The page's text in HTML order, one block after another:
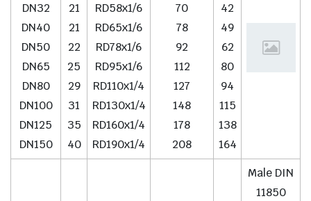
DN32
DN40
DN50
DN65
DN80
DN100
DN125
DN150
21
21
22
25
29
31
35
40
RD58x1/6
RD65x1/6
RD78x1/6
RD95x1/6
RD110x1/4
RD130x1/4
RD160x1/4
RD190x1/4
70
78
92
112
127
148
178
208
42
49
62
80
94
115
138
164
Male DIN
11850